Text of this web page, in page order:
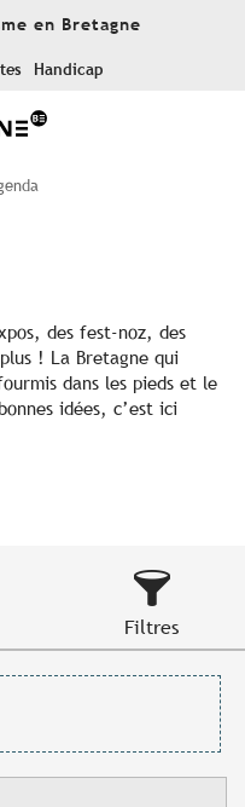
en Bretagne
Handicap
aux favoris
des fest-noz, des
! La Bretagne qui
dans les pieds et le
idées, c’est ici
Filtres